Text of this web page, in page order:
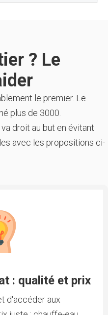
? Le
le premier. Le
plus de 3000.
droit au but en évitant
avec les propositions ci-
: qualité et prix
d'accéder aux